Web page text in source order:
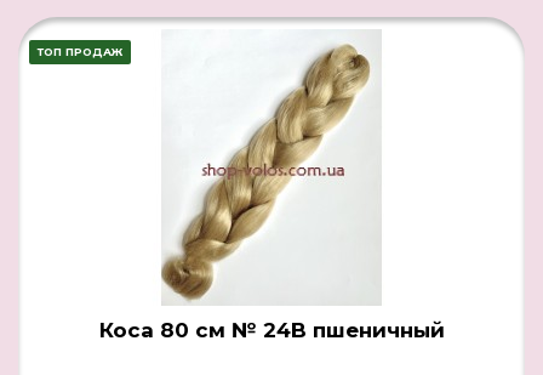
ТОП ПРОДАЖ
Коса 80 см № 24B пшеничный